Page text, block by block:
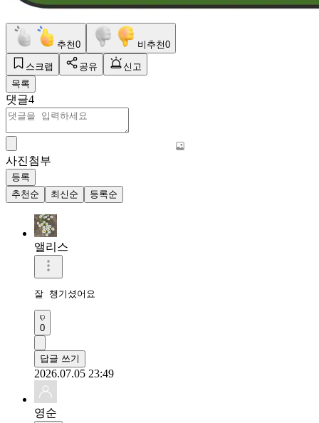
추천0 비추천0
스크랩 공유
신고
목록
댓글4
사진첨부
등록
추천순
최신순 등록순
앨리스
잘 챙기셨어요
0
답글 쓰기
2026.07.05 23:49
영순